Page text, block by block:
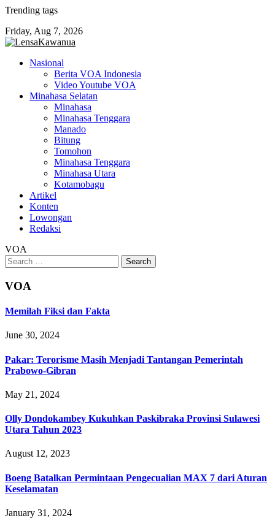
Skip
content
Trending tags
Friday, Aug 7, 2026
Nasional
Berita VOA Indonesia
Video Youtube VOA
Minahasa Selatan
Minahasa
Minahasa Tenggara
Manado
Bitung
Tomohon
Minahasa Tenggara
Minahasa Utara
Kotamobagu
Artikel
Konten
Lowongan
Redaksi
VOA
Search
for:
VOA
Memilah Fiksi dan Fakta
June 30, 2024
Pakar: Terorisme Masih Menjadi Tantangan Pemerintah
Prabowo-Gibran
May 21, 2024
Olly Dondokambey Kukuhkan Paskibraka Provinsi Sulawesi
Utara Tahun 2023
August 12, 2023
Boeng Batalkan Permintaan Pengecualian MAX 7 dari Aturan
Keselamatan
January 31, 2024